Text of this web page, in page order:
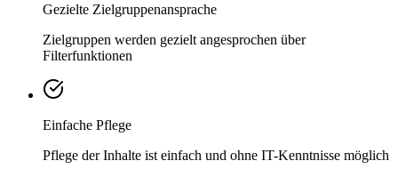
Gezielte Zielgruppenansprache
Zielgruppen werden gezielt angesprochen über
Filterfunktionen
Einfache Pflege
Pflege der Inhalte ist einfach und ohne IT-Kenntnisse möglich